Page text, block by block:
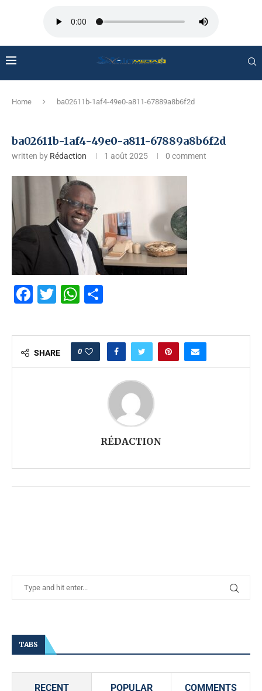
Home ba02611b-1af4-49e0-a811-67889a8b6f2d
ba02611b-1af4-49e0-a811-67889a8b6f2d
written by Rédaction 1 août 2025 0 comment
Facebook
TwitterWhatsApp
SHARE 0
RÉDACTION
TABS
RECENT POPULAR COMMENTS